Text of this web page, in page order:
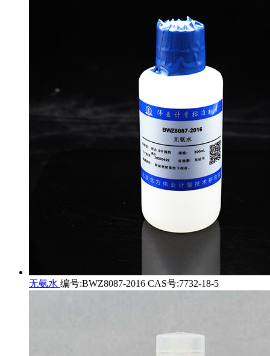
无氨水 编号:BWZ8087-2016 CAS号:7732-18-5